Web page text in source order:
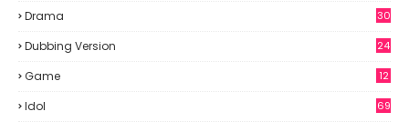
Drama 30
Dubbing Version 24
Game 12
Idol
69